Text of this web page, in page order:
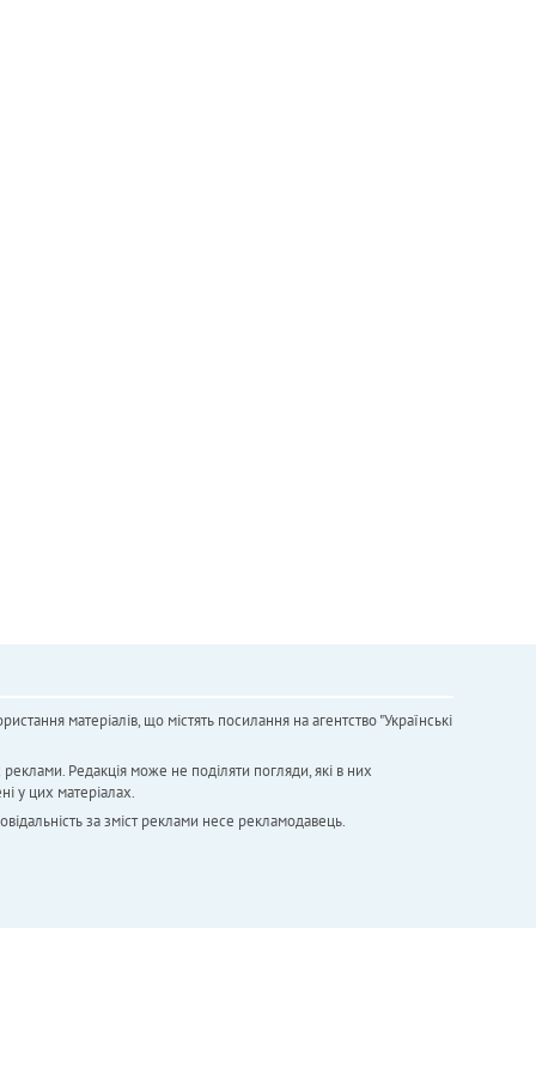
матеріалів, що містять посилання на агентство "Українськi
Редакція може не поділяти погляди, які в них
у цих матеріалах.
за зміст реклами несе рекламодавець.